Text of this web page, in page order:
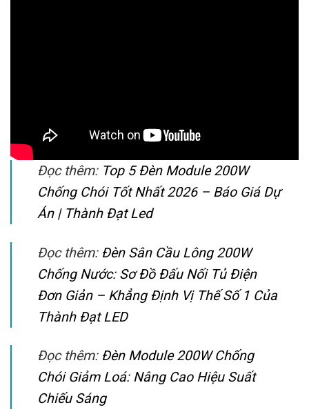
Đọc thêm: Top 5 Đèn Module 200W
Chống Chói Tốt Nhất 2026 – Báo Giá Dự
Án | Thành Đạt Led
Đọc thêm: Đèn Sân Cầu Lông 200W
Chống Nước: Sơ Đồ Đấu Nối Tủ Điện
Đơn Giản – Khẳng Định Vị Thế Số 1 Của
Thành Đạt LED
Đọc thêm: Đèn Module 200W Chống
Chói Giảm Loá: Nâng Cao Hiệu Suất
Chiếu Sáng